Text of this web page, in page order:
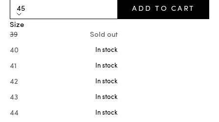
45
Size
39
Sold out
40
In stock
41 In stock
42 In stock
43 In stock
44 In stock
ADD TO CART